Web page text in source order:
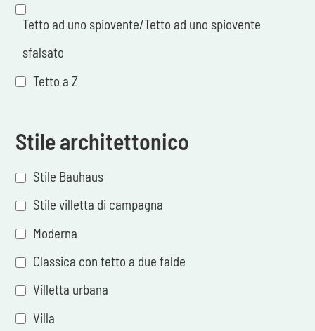
Tetto ad uno spiovente/Tetto ad uno spiovente
sfalsato
Tetto a Z
Stile architettonico
Stile Bauhaus
Stile villetta di campagna
Moderna
Classica con tetto a due falde
Villetta urbana
Villa